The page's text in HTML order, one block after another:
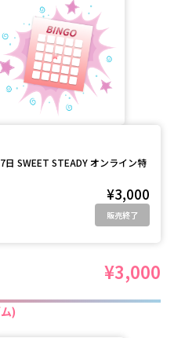
日 SWEET STEADY オンライン特
¥3,000
販売終了
¥3,000
)